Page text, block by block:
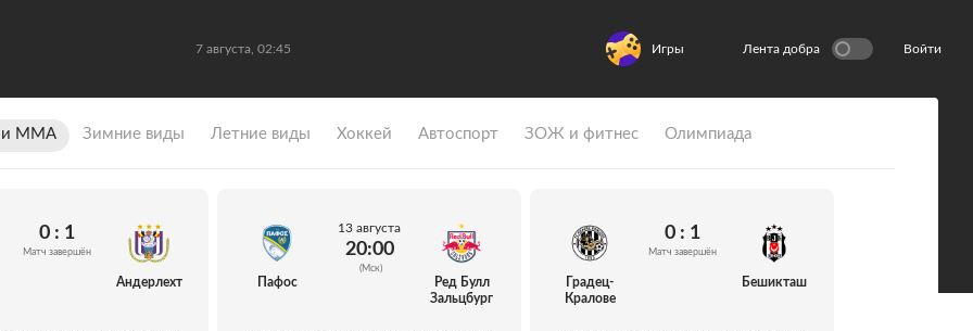
7 августа, 02:45 Игры Лента добра Войти
и ММА Зимние виды Летние виды Хоккей Автоспорт ЗОЖ и фитнес Олимпиада
0 : 1
Матч завершён
Андерлехт Пафос
13 августа
20:00
(Мск)
Ред Булл
Зальцбург
Градец-
Кралове
0 : 1
Матч завершён
Бешикташ